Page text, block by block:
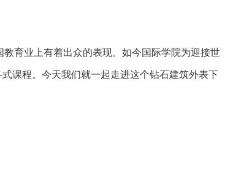
育业上有着出众的表现。如今国际学院为迎接世
课程。今天我们就一起走进这个钻石建筑外表下